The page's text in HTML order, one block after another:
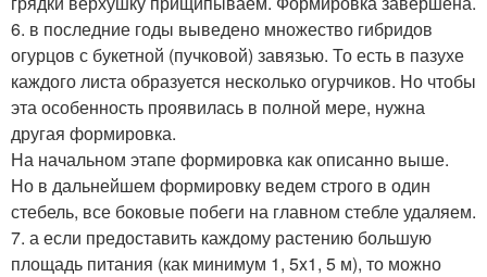
6. в последние годы выведено множество гибридов
огурцов с букетной (пучковой) завязью. То есть в пазухе
каждого листа образуется несколько огурчиков. Но чтобы
эта особенность проявилась в полной мере, нужна
другая формировка.
На начальном этапе формировка как описанно выше.
Но в дальнейшем формировку ведем строго в один
стебель, все боковые побеги на главном стебле удаляем.
7. а если предоставить каждому растению большую
площадь питания (как минимум 1, 5x1, 5 м), то можно